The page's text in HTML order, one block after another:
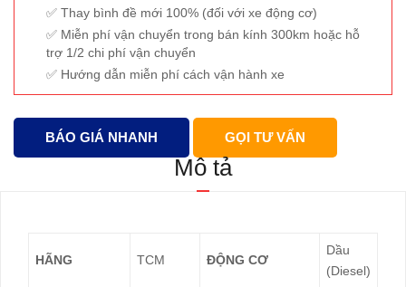
Thay bình đề mới 100% (đối với xe động cơ)
Miễn phí vận chuyển trong bán kính 300km hoặc hỗ
trợ 1/2 chi phí vận chuyển
Hướng dẫn miễn phí cách vận hành xe
BÁO GIÁ NHANH GỌI TƯ VẤN
Mô tả
HÃNG TCM ĐỘNG CƠ
Dầu
(Diesel)